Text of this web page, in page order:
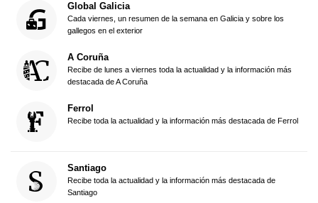
Global Galicia
Cada viernes, un resumen de la semana en Galicia y sobre los
gallegos en el exterior
A Coruña
Recibe de lunes a viernes toda la actualidad y la información más
destacada de A Coruña
Ferrol
Recibe toda la actualidad y la información más destacada de Ferrol
Santiago
Recibe toda la actualidad y la información más destacada de
Santiago